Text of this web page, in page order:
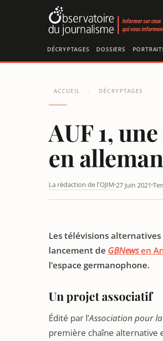
DÉCRYPTAGES DOSSIERS
ACCUEIL / DÉCRYPTAGES
AUF 1,
en
La rédaction de l'OJIM 27 juin 2021
AUF 1, UNE NOUVELLE
Les télévisions
lancement de GBNewsen
l’espace germanophone.
Un projet associatif
Édité par l’Association pour
première chaîne alternative
Panneau de gestion des cookies